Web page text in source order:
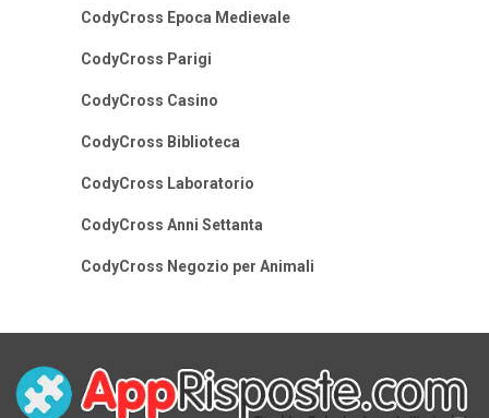
CodyCross Epoca Medievale
CodyCross Parigi
CodyCross Casino
CodyCross Biblioteca
CodyCross Laboratorio
CodyCross Anni Settanta
CodyCross Negozio per Animali